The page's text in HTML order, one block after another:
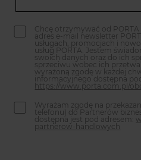
Chcę otrzymywać od
adres e-mail newsletter
usługach, promocjach i
usług PORTA. Jestem
swoich danych oraz do ich
sprzeciwu wobec ich
wyrażoną zgodę w każdej
informacyjnego dostępna
https://www.porta.com.pl/
Wyrażam zgodę na
telefonu) do Partnerów
dostępna jest pod adresem:
partnerow-handlowych